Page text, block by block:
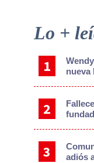
Primary
Lo +
nueva
adiós